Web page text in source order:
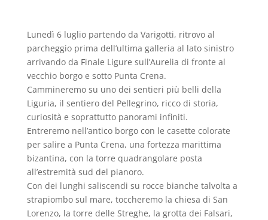
Lunedì 6 luglio partendo da Varigotti, ritrovo al
parcheggio prima dell’ultima galleria al lato sinistro
arrivando da Finale Ligure sull’Aurelia di fronte al
vecchio borgo e sotto Punta Crena.
Cammineremo su uno dei sentieri più belli della
Liguria, il sentiero del Pellegrino, ricco di storia,
curiosità e soprattutto panorami infiniti.
Entreremo nell’antico borgo con le casette colorate
per salire a Punta Crena, una fortezza marittima
bizantina, con la torre quadrangolare posta
all’estremità sud del pianoro.
Con dei lunghi saliscendi su rocce bianche talvolta a
strapiombo sul mare, toccheremo la chiesa di San
Lorenzo, la torre delle Streghe, la grotta dei Falsari,